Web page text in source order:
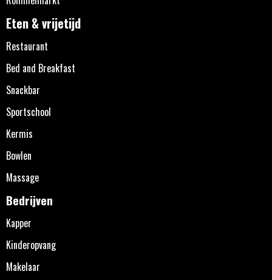
Eten & vrijetijd
Restaurant
Bed and Breakfast
Snackbar
Sportschool
Kermis
Bowlen
Massage
Bedrijven
Kapper
Kinderopvang
Makelaar